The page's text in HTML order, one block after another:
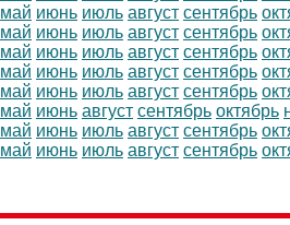
май июнь июль август сентябрь
май июнь июль август сентябрь
май июнь июль август сентябрь
май июнь июль август сентябрь
май июнь июль август сентябрь
май июнь август сентябрь октябрь
май июнь июль август сентябрь
май июнь июль август сентябрь